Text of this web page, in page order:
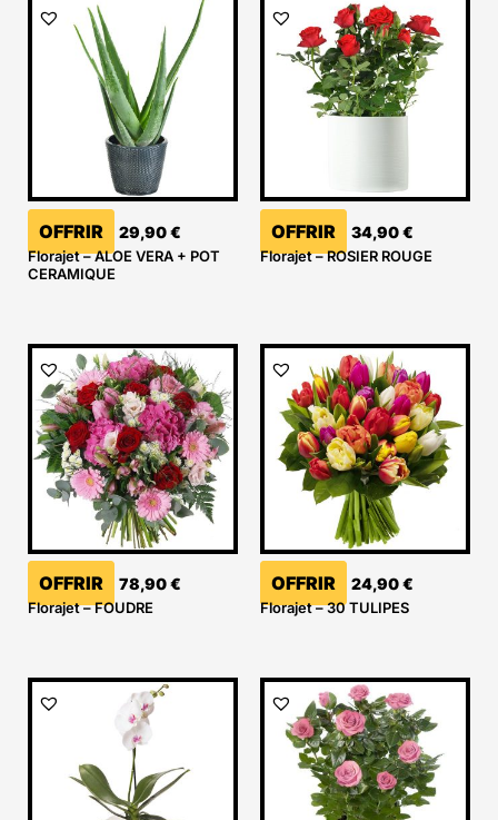
OFFRIR 29,90€
Florajet – ALOE VERA + POT
CERAMIQUE
OFFRIR 34,90€
Florajet – ROSIER ROUGE
OFFRIR 78,90€
Florajet – FOUDRE
OFFRIR 24,90€
Florajet – 30 TULIPES